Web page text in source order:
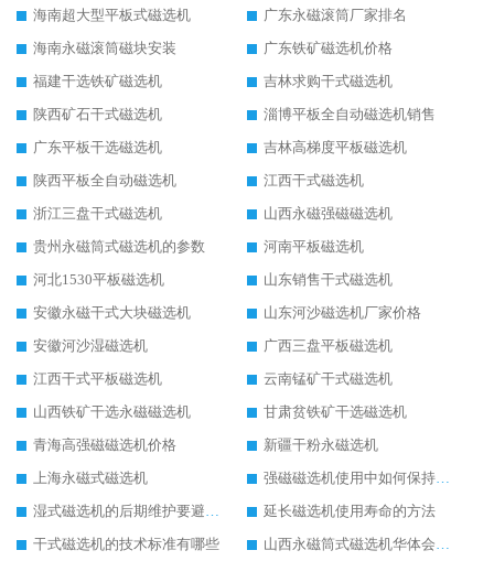
海南超大型平板式磁选机
广东永磁滚筒厂家排名
海南永磁滚筒磁块安装
广东铁矿磁选机价格
福建干选铁矿磁选机
吉林求购干式磁选机
陕西矿石干式磁选机
淄博平板全自动磁选机销售
广东平板干选磁选机
吉林高梯度平板磁选机
陕西平板全自动磁选机
江西干式磁选机
浙江三盘干式磁选机
山西永磁强磁磁选机
贵州永磁筒式磁选机的参数
河南平板磁选机
河北1530平板磁选机
山东销售干式磁选机
安徽永磁干式大块磁选机
山东河沙磁选机厂家价格
安徽河沙湿磁选机
广西三盘平板磁选机
江西干式平板磁选机
云南锰矿干式磁选机
山西铁矿干选永磁磁选机
甘肃贫铁矿干选磁选机
青海高强磁磁选机价格
新疆干粉永磁选机
上海永磁式磁选机
强磁磁选机使用中如何保持其顺畅运行
湿式磁选机的后期维护要避开哪些坑
延长磁选机使用寿命的方法
干式磁选机的技术标准有哪些
山西永磁筒式磁选机华体会手机网页版-华体会(中国)